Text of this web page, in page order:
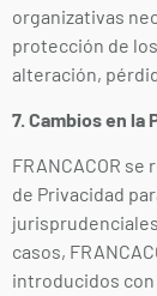
organizativas
protección de
alteración,
7. Cambios en
FRANCACOR
de Privacidad
casos,
introducidos con